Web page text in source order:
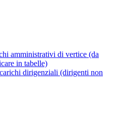
amministrativi di vertice (da
in tabelle)
dirigenziali (dirigenti non